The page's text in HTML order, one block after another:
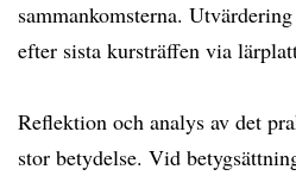
sammankomsterna.
efter sista kursträffen via
Reflektion och analys av det
stor betydelse. Vid